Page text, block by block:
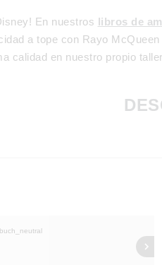
En nuestros libros de
a tope con Rayo
calidad en nuestro propio